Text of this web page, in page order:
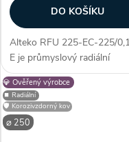
DO KOŠÍKU
Alteko RFU 225-EC-225/
E je průmyslový radiální
ventilátor s přímým
EC, určený pro profesionální
využití. Vyniká především
unikátností konstrukce - díky
symetrickému...
💎 Ověřený výrobce
⌀ 250
⏹️ Radiální
🛡️ Korozivzdorný kov